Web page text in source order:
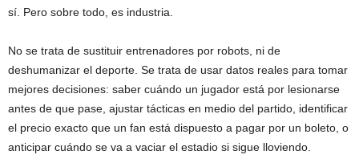
sí. Pero sobre todo, es industria.
No se trata de sustituir entrenadores por robots, ni de
deshumanizar el deporte. Se trata de usar datos reales para tomar
mejores decisiones: saber cuándo un jugador está por lesionarse
antes de que pase, ajustar tácticas en medio del partido, identificar
el precio exacto que un fan está dispuesto a pagar por un boleto, o
anticipar cuándo se va a vaciar el estadio si sigue lloviendo.